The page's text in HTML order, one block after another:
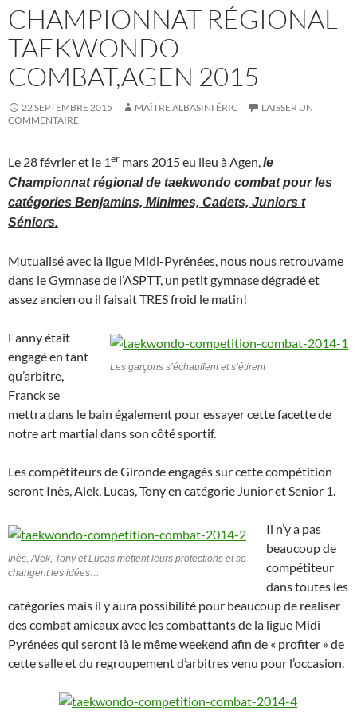
CHAMPIONNAT RÉGIONAL
TAEKWONDO
COMBAT,AGEN 2015
22 SEPTEMBRE 2015 MAÎTRE ALBASINI ÉRIC
LAISSER UN
COMMENTAIRE
Le 28 février et le 1er mars 2015 eu lieu à Agen,le
Championnat régional de taekwondo combat pour les
catégories Benjamins, Minimes, Cadets, Juniors t
Séniors.
Mutualisé avec la ligue Midi-Pyrénées, nous nous retrouvame
dans le Gymnase de l’ASPTT, un petit gymnase dégradé et
assez ancien ou il faisait TRES froid le matin!
Les garçons s’échauffent et s’étirent
Fanny était
engagé en tant
qu’arbitre,
Franck se
mettra dans le bain également pour essayer cette facette de
notre art martial dans son côté sportif.
Les compétiteurs de Gironde engagés sur cette compétition
seront Inès, Alek, Lucas, Tony en catégorie Junior et Senior 1.
Inès, Alek, Tony et Lucas mettent leurs protections et se
changent les idées…
Il n’y a pas
beaucoup de
compétiteur
dans toutes les
catégories mais il y aura possibilité pour beaucoup de réaliser
des combat amicaux avec les combattants de la ligue Midi
Pyrénées qui seront là le même weekend afin de « profiter » de
cette salle et du regroupement d’arbitres venu pour l’occasion.